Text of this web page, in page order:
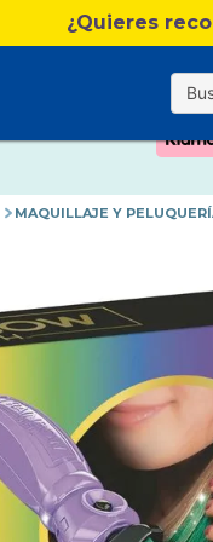
¿Quieres
MAQUILLAJE Y